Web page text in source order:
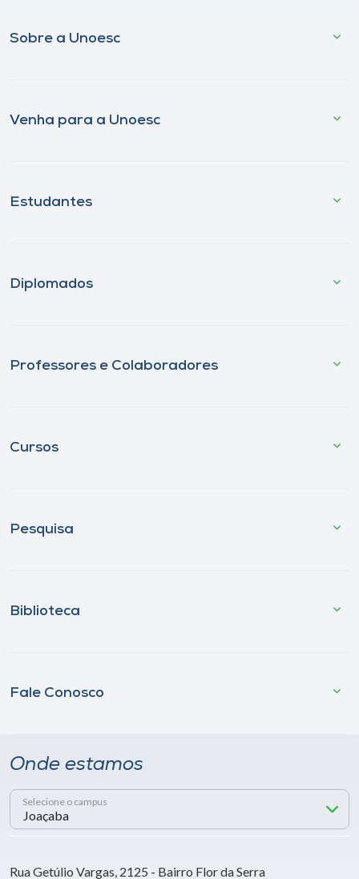
Sobre a Unoesc
Venha para a Unoesc
Estudantes
Diplomados
Professores e Colaboradores
Cursos
Pesquisa
Biblioteca
Fale Conosco
Onde estamos
Selecione o campus
Rua Getúlio Vargas, 2125 - Bairro Flor da Serra